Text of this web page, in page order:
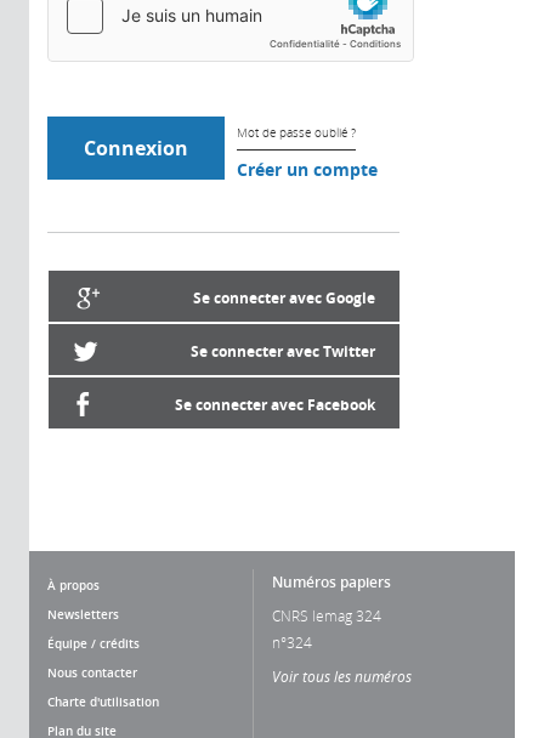
Mot de passe oublié ?
Créer un compte
Se connecter avec Google
Se connecter avec Twitter
Se connecter avec Facebook
À propos
Newsletters
Équipe / crédits
Nous contacter
Charte d'utilisation
Plan du site
Numéros papiers
CNRS lemag 324
n°324
Voir tous les numéros